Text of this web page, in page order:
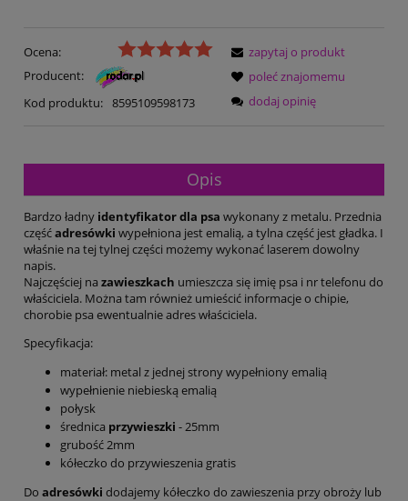
Ocena:
Producent:
Kod produktu: 8595109598173
zapytaj o produkt
poleć znajomemu
dodaj opinię
Opis
Bardzo ładny identyfikator dla psa wykonany z metalu. Przednia
częśćadresówki wypełniona jest emalią, a tylna część jest gładka. I
właśnie na tej tylnej części możemy wykonać laserem dowolny
napis.
Najczęściej na zawieszkach umieszcza się imię psa i nr telefonu do
właściciela. Można tam również umieścić informacje o chipie,
chorobie psa ewentualnie adres właściciela.
Specyfikacja:
materiał: metal z jednej strony wypełniony emalią
wypełnienie niebieską emalią
połysk
średnica przywieszki - 25mm
grubość 2mm
kółeczko do przywieszenia gratis
Do adresówki dodajemy kółeczko do zawieszenia przy obroży lub